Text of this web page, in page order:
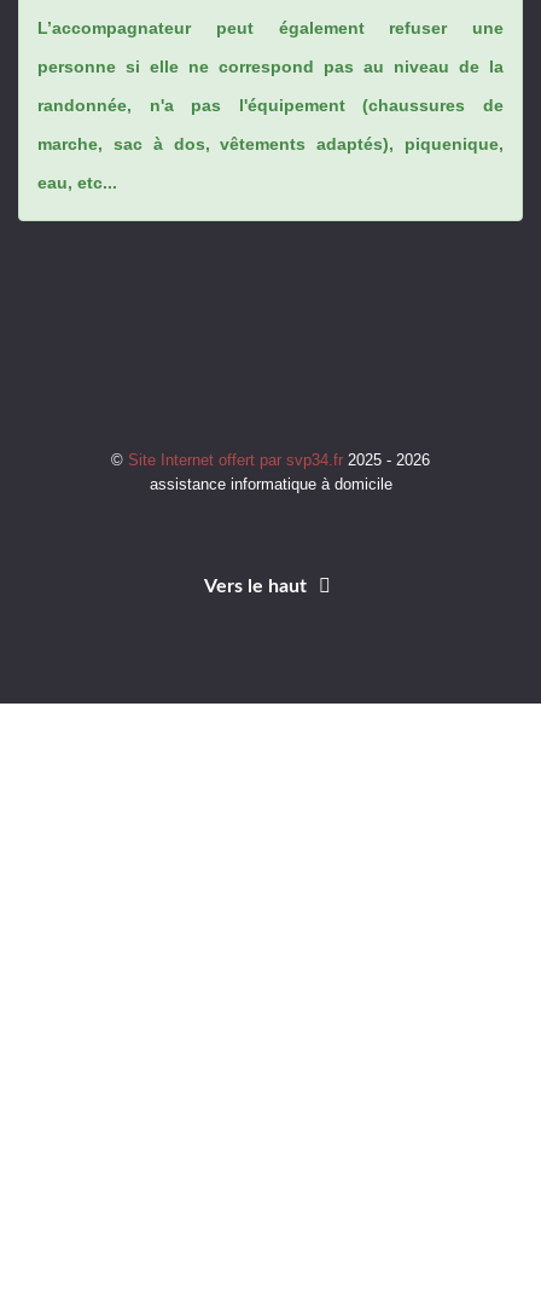
L’accompagnateur peut également refuser une
personne si elle ne correspond pas au niveau de la
randonnée, n'a pas l'équipement (chaussures de
marche, sac à dos, vêtements adaptés), piquenique,
eau, etc...
© Site Internet offert par svp34.fr 2025 - 2026
assistance informatique à domicile
Vers le haut